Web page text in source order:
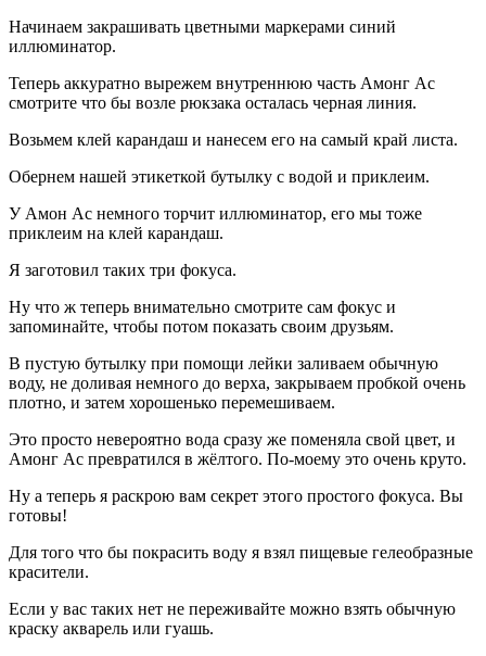
Начинаем закрашивать цветными маркерами синий
иллюминатор.
Теперь аккуратно вырежем внутреннюю часть Амонг Ас
смотрите что бы возле рюкзака осталась черная линия.
Возьмем клей карандаш и нанесем его на самый край листа.
Обернем нашей этикеткой бутылку с водой и приклеим.
У Амон Ас немного торчит иллюминатор, его мы тоже
приклеим на клей карандаш.
Я заготовил таких три фокуса.
Ну что ж теперь внимательно смотрите сам фокус и
запоминайте, чтобы потом показать своим друзьям.
В пустую бутылку при помощи лейки заливаем обычную
воду, не доливая немного до верха, закрываем пробкой очень
плотно, и затем хорошенько перемешиваем.
Это просто невероятно вода сразу же поменяла свой цвет, и
Амонг Ас превратился в жёлтого. По-моему это очень круто.
Ну а теперь я раскрою вам секрет этого простого фокуса. Вы
готовы!
Для того что бы покрасить воду я взял пищевые гелеобразные
красители.
Если у вас таких нет не переживайте можно взять обычную
краску акварель или гуашь.